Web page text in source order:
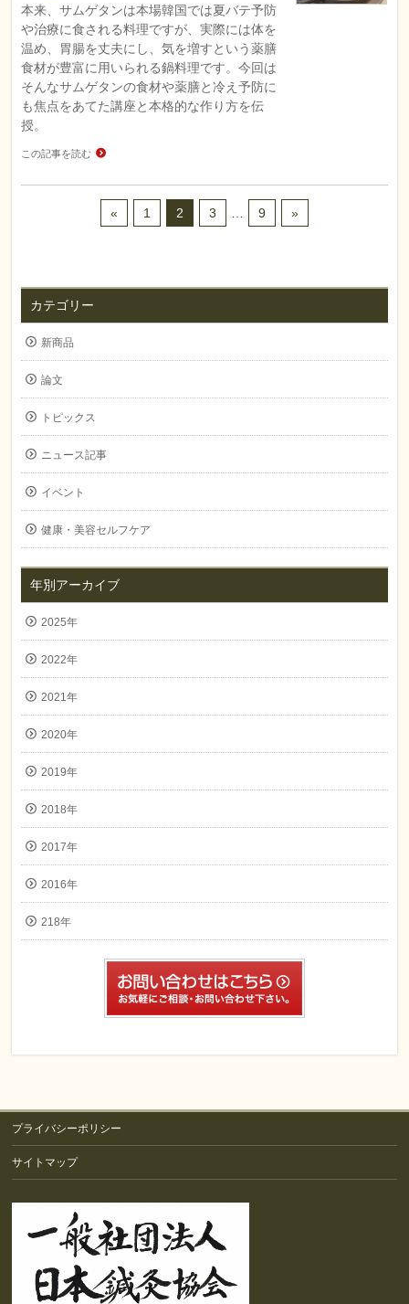
本来、サムゲタンは本場韓国では夏バテ予防
や治療に食される料理ですが、実際には体を
温め、胃腸を丈夫にし、気を増すという薬膳
食材が豊富に用いられる鍋料理です。今回は
そんなサムゲタンの食材や薬膳と冷え予防に
も焦点をあてた講座と本格的な作り方を伝
授。
この記事を読む
« 1 2 3 9 »
カテゴリー
新商品
論文
トピックス
ニュース記事
イベント
健康・美容セルフケア
年別アーカイブ
2025年
2022年
2021年
2020年
2019年
2018年
2017年
2016年
218年
プライバシーポリシー
サイトマップ